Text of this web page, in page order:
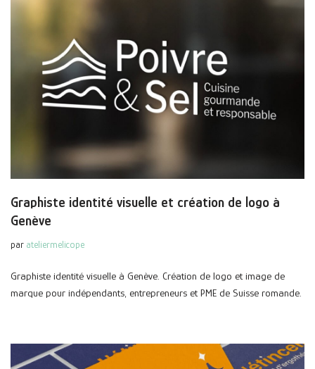
Graphiste identité visuelle et création de logo à
Genève
par ateliermelicope
Graphiste identité visuelle à Genève. Création de logo et image de
marque pour indépendants, entrepreneurs et PME de Suisse romande.